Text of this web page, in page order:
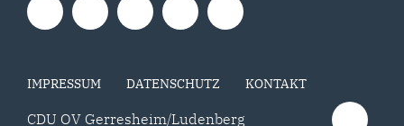
IMPRESSUM DATENSCHUTZ KONTAKT
CDU OV Gerresheim/Ludenberg